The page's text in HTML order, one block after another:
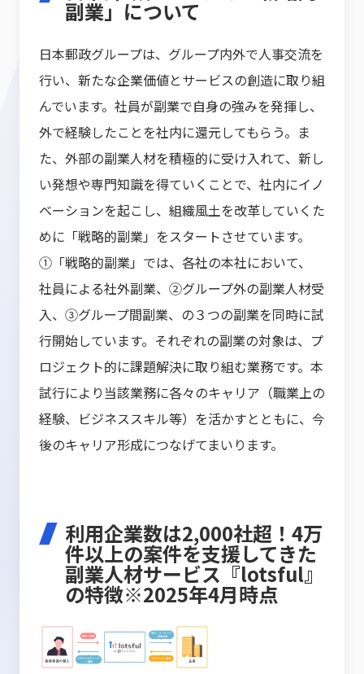
副業」について
日本郵政グループは、グループ内外で人事交流を
行い、新たな企業価値とサービスの創造に取り組
んでいます。社員が副業で自身の強みを発揮し、
外で経験したことを社内に還元してもらう。ま
た、外部の副業人材を積極的に受け入れて、新し
い発想や専門知識を得ていくことで、社内にイノ
ベーションを起こし、組織風土を改革していくた
めに「戦略的副業」をスタートさせています。
①「戦略的副業」では、各社の本社において、
社員による社外副業、②グループ外の副業人材受
入、③グループ間副業、の３つの副業を同時に試
行開始しています。それぞれの副業の対象は、プ
ロジェクト的に課題解決に取り組む業務です。本
試行により当該業務に各々のキャリア（職業上の
経験、ビジネススキル等）を活かすとともに、今
後のキャリア形成につなげてまいります。
利用企業数は2,000社超！4万
件以上の案件を支援してきた
副業人材サービス『lotsful』
の特徴※2025年4月時点